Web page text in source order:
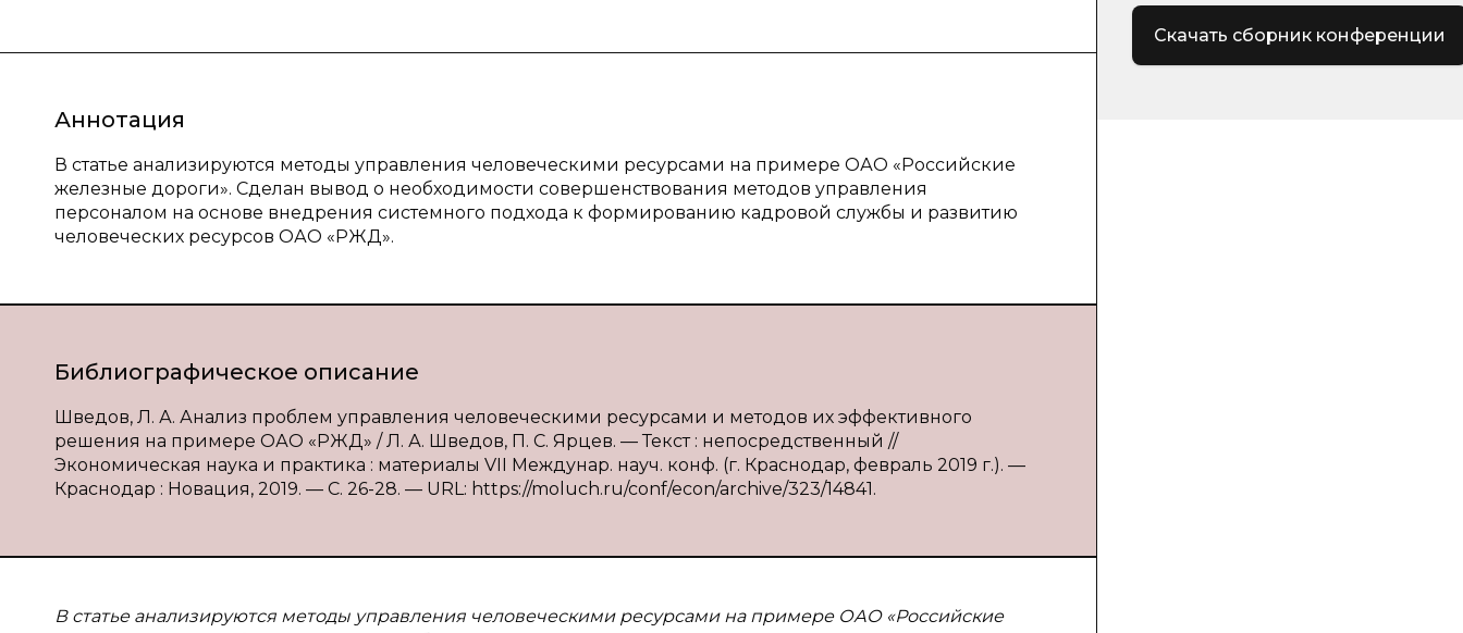
Аннотация
В статье анализируются методы управления человеческими ресурсами на примере ОАО «Российские
железные дороги». Сделан вывод о необходимости совершенствования методов управления
персоналом на основе внедрения системного подхода к формированию кадровой службы и развитию
человеческих ресурсов ОАО «РЖД».
Библиографическое описание
Шведов, Л. А. Анализ проблем управления человеческими ресурсами и методов их эффективного
решения на примере ОАО «РЖД» / Л. А. Шведов, П. С. Ярцев. — Текст : непосредственный //
Экономическая наука и практика : материалы VII Междунар. науч. конф. (г. Краснодар, февраль 2019 г.). —
Краснодар : Новация, 2019. — С. 26-28. — URL: https://moluch.ru/conf/econ/archive/323/14841.
В статье анализируются методы управления человеческими ресурсами на примере ОАО «Российские
Скачать сборник конференции